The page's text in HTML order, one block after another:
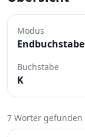
Modus
Endbuchstabe
Buchstabe
K
7 Wörter gefunden